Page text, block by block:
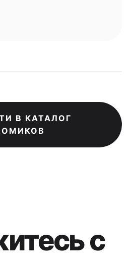
В КАТАЛОГ
с